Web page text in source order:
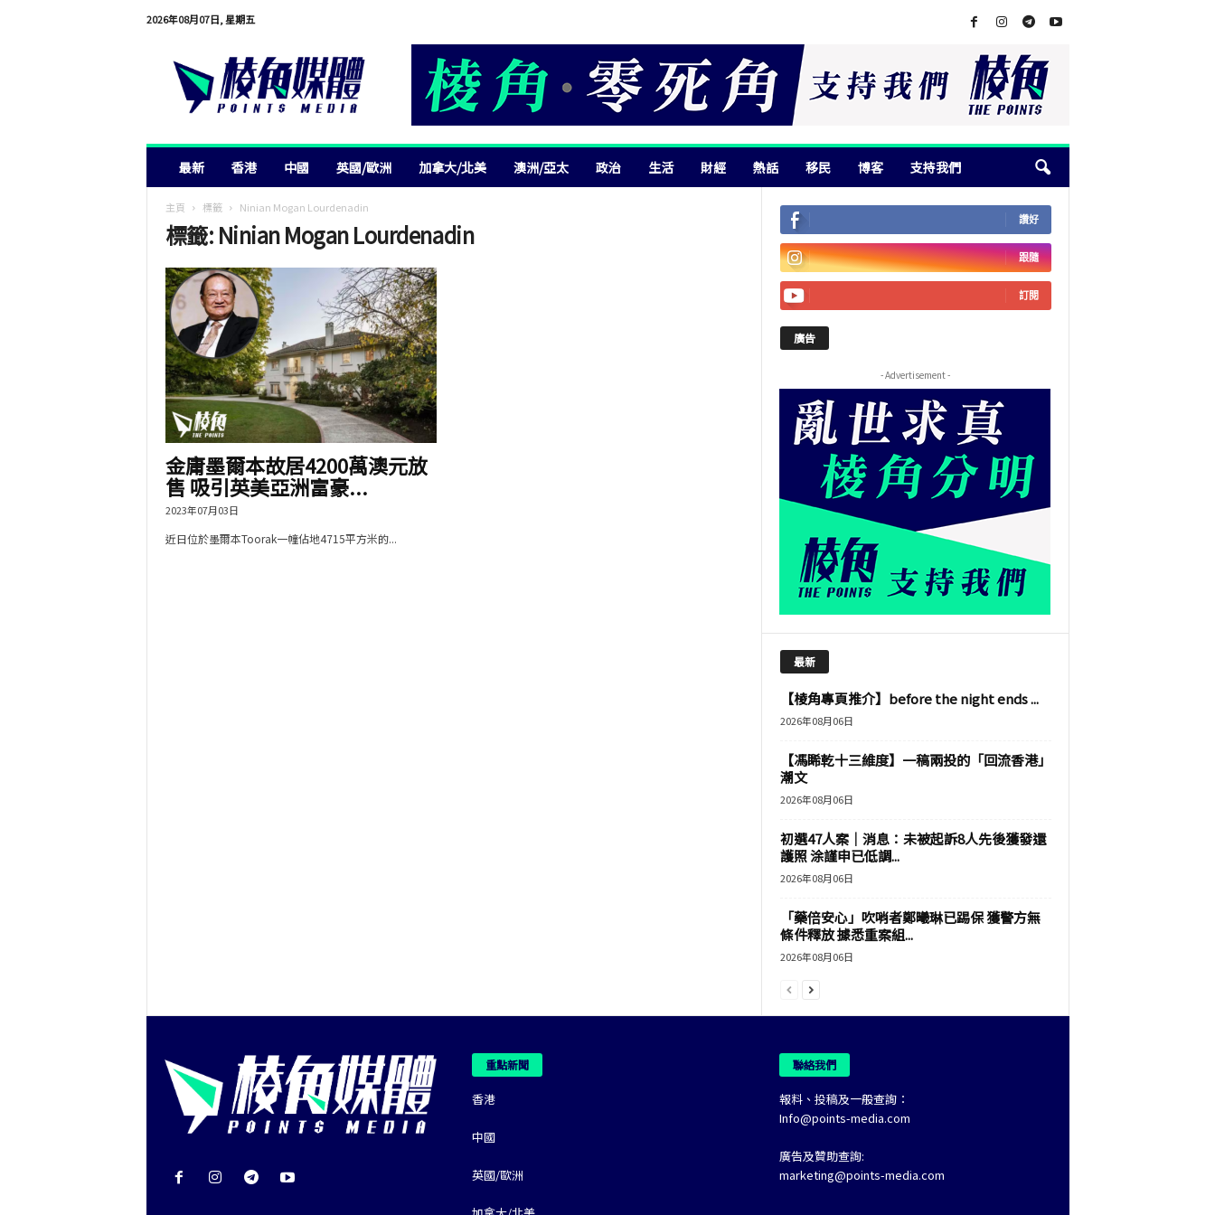
2026年08月07日, 星期五
最新 香港 中國 英國/歐洲 加拿大/北美 澳洲/亞太 政治 生活 財經 熱話 移民 博客 支持我們
主頁 標籤 Ninian Mogan Lourdenadin
標籤: Ninian Mogan Lourdenadin
金庸墨爾本故居4200萬澳元放
售 吸引英美亞洲富豪...
2023年07月03日
近日位於墨爾本Toorak一幢佔地4715平方米的...
讚好
跟隨
訂閱
廣告
- Advertisement -
最新
【棱角專頁推介】before the night ends ...
2026年08月06日
【馮睎乾十三維度】一稿兩投的「回流香港」
潮文
2026年08月06日
初選47人案｜消息：未被起訴8人先後獲發還
護照 涂謹申已低調...
2026年08月06日
「藥倍安心」吹哨者鄭曦琳已踢保 獲警方無
條件釋放 據悉重案組...
2026年08月06日
重點新聞
香港
中國
英國/歐洲
聯絡我們
報料、投稿及一般查詢：
Info@points-media.com
廣告及贊助查詢:
marketing@points-media.com